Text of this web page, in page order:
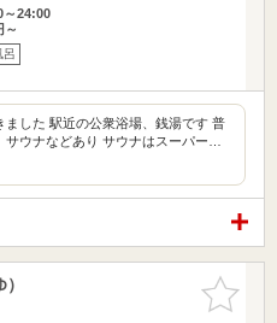
～24:00
～
呂
ました 駅近の公衆浴場、銭湯です 普
ウナなどあり サウナはスーパー…
お気に入
りに追加